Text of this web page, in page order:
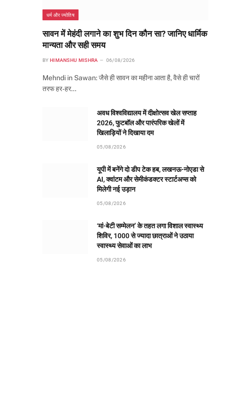
धर्म और ज्योतिष
सावन में मेहंदी लगाने का शुभ दिन कौन सा? जानिए धार्मिक
मान्यता और सही समय
BY HIMANSHU MISHRA 06/08/2026
Mehndi in Sawan: जैसे ही सावन का महीना आता है, वैसे ही चारों
तरफ हर-हर…
अवध विश्वविद्यालय में दीक्षोत्सव खेल सप्ताह
2026, फुटबॉल और पारंपरिक खेलों में
खिलाड़ियों ने दिखाया दम
05/08/2026
यूपी में बनेंगे दो डीप टेक हब, लखनऊ-नोएडा से
AI, क्वांटम और सेमीकंडक्टर स्टार्टअप्स को
मिलेगी नई उड़ान
05/08/2026
‘मां-बेटी सम्मेलन’ के तहत लगा विशाल स्वास्थ्य
शिविर, 1000 से ज्यादा छात्राओं ने उठाया
स्वास्थ्य सेवाओं का लाभ
05/08/2026